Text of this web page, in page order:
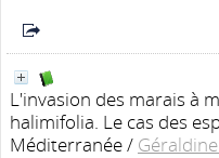
L'invasion des marais à
halimifolia. Le cas des
Méditerranée/